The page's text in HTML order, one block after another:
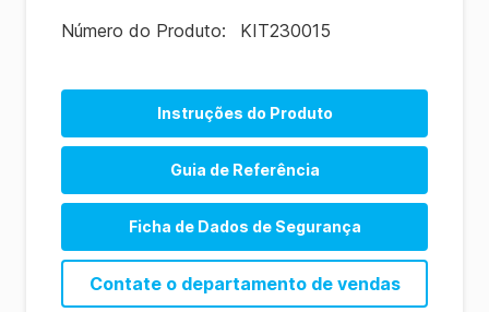
Número do Produto: KIT230015
Instruções do Produto
Guia de Referência
Ficha de Dados de Segurança
Contate o departamento de vendas